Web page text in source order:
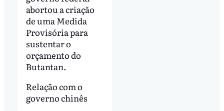
abortou a criação
de uma Medida
Provisória para
sustentar o
orçamento do
Butantan.
Relação com o
governo chinês